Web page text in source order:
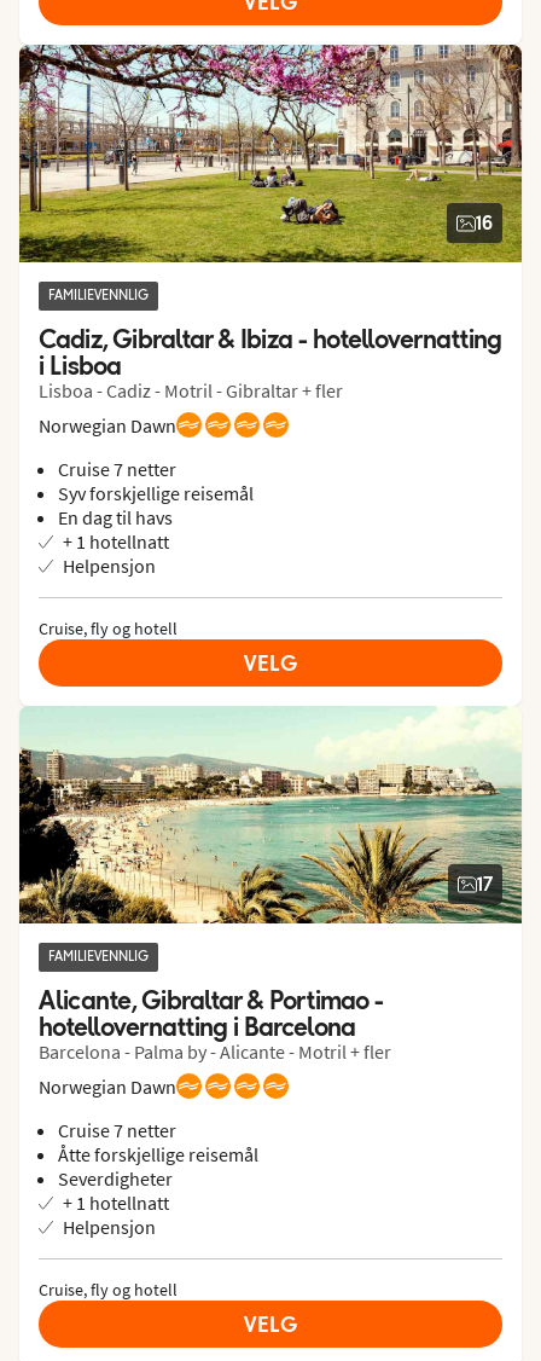
16
FAMILIEVENNLIG
Cadiz, Gibraltar & Ibiza - hotellovernatting
i Lisboa
Lisboa - Cadiz - Motril - Gibraltar + fler
Norwegian Dawn
Cruise 7 netter
Syv forskjellige reisemål
En dag til havs
+ 1 hotellnatt
Helpensjon
Cruise, fly og hotell
VELG
17
FAMILIEVENNLIG
Alicante, Gibraltar & Portimao -
hotellovernatting i Barcelona
Barcelona - Palma by - Alicante - Motril + fler
Norwegian Dawn
Cruise 7 netter
Åtte forskjellige reisemål
Severdigheter
+ 1 hotellnatt
Helpensjon
Cruise, fly og hotell
VELG